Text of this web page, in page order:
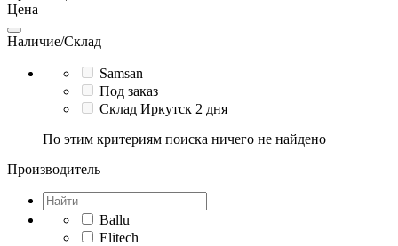
Цена
Наличие/Склад
Samsan
Под заказ
Склад Иркутск 2 дня
По этим критериям поиска ничего не найдено
Производитель
Ballu
Elitech